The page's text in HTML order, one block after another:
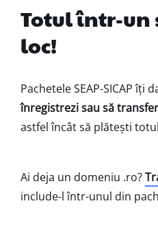
Totul într-un
loc!
Pachetele SEAP-SICAP îți
înregistrezi sau să
astfel încât să plătești
Ai deja un domeniu .ro?
include-l într-unul din